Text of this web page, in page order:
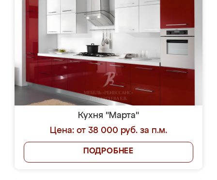
Кухня "Марта"
Цена: от 38 000 руб. за п.м.
ПОДРОБНЕЕ